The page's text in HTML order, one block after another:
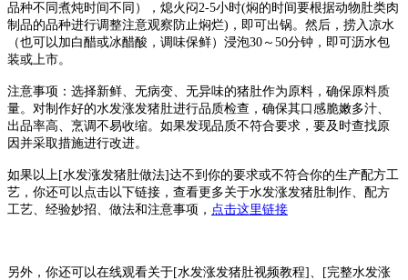
品种不同煮炖时间不同），熄火闷2-5小时(焖的时间要根据动物肚类肉
制品的品种进行调整注意观察防止焖烂)，即可出锅。然后，捞入凉水
（也可以加白醋或冰醋酸，调味保鲜）浸泡30～50分钟，即可沥水包
装或上市。
注意事项：选择新鲜、无病变、无异味的猪肚作为原料，确保原料质
量。对制作好的水发涨发猪肚进行品质检查，确保其口感脆嫩多汁、
出品率高、烹调不易收缩。如果发现品质不符合要求，要及时查找原
因并采取措施进行改进。
如果以上[水发涨发猪肚做法]达不到你的要求或不符合你的生产配方工
艺，你还可以点击以下链接，查看更多关于水发涨发猪肚制作、配方
工艺、经验妙招、做法和注意事项， 点击这里链接
另外，你还可以在线观看关于[水发涨发猪肚视频教程]、[完整水发涨